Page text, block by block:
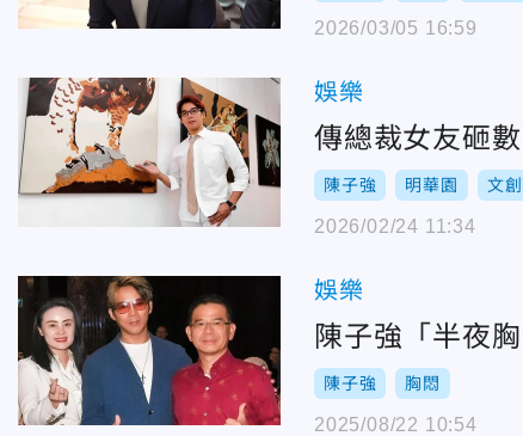
2026/03/05 16:59
娛樂
傳總裁女友砸
陳子強 明華園 文
2026/02/24 11:34
娛樂
陳子強「半夜
陳子強 胸悶
2025/08/22 10:54